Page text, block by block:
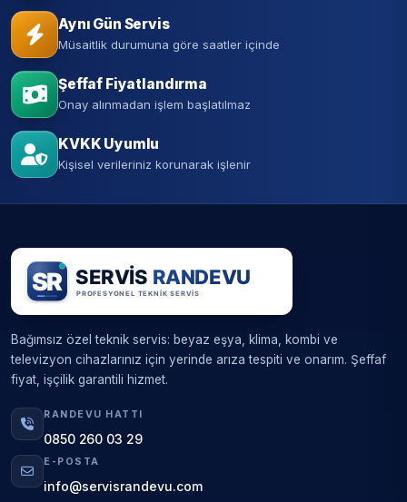
Aynı Gün Servis
Müsaitlik durumuna göre saatler içinde
Şeffaf Fiyatlandırma
Onay alınmadan işlem başlatılmaz
KVKK Uyumlu
Kişisel verileriniz korunarak işlenir
Bağımsız özel teknik servis: beyaz eşya, klima, kombi ve
televizyon cihazlarınız için yerinde arıza tespiti ve onarım. Şeffaf
fiyat, işçilik garantili hizmet.
RANDEVU HATTI
0850 260 03 29
E-POSTA
info@servisrandevu.com